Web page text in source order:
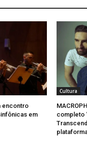
encontro
em
Cultura
completo